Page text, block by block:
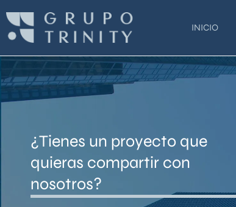
contenido
INICIO
¿Tienes un proyecto que
quieras compartir con
nosotros?